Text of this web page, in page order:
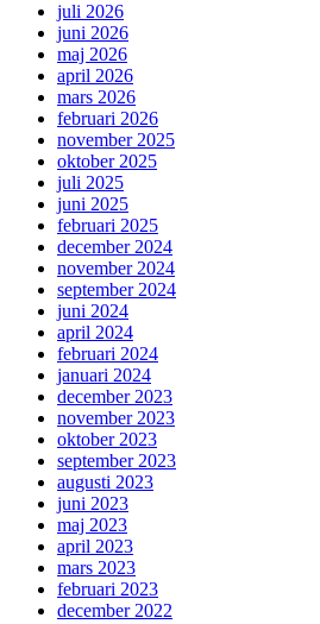
juli 2026
juni 2026
maj 2026
april 2026
mars 2026
februari 2026
november 2025
oktober 2025
juli 2025
juni 2025
februari 2025
december 2024
november 2024
september 2024
juni 2024
april 2024
februari 2024
januari 2024
december 2023
november 2023
oktober 2023
september 2023
augusti 2023
juni 2023
maj 2023
april 2023
mars 2023
februari 2023
december 2022